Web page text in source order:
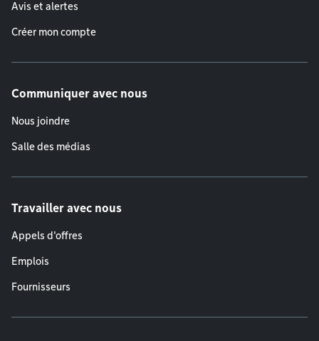
Avis et alertes
Créer mon compte
Communiquer avec nous
Nous joindre
Salle des médias
Travailler avec nous
Appels d'offres
Emplois
Fournisseurs